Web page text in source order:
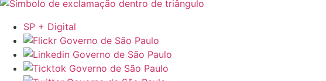
SP + Digital